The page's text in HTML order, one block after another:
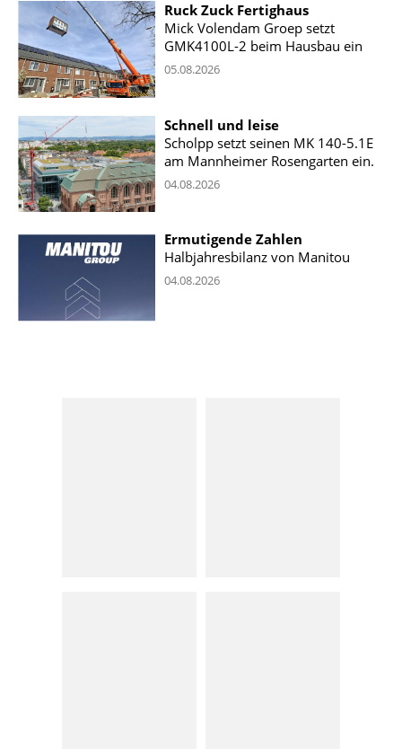
Ruck Zuck Fertighaus
Mick Volendam Groep setzt
GMK4100L-2 beim Hausbau ein
05.08.2026
Schnell und leise
Scholpp setzt seinen MK 140-5.1E
am Mannheimer Rosengarten ein.
04.08.2026
Ermutigende Zahlen
Halbjahresbilanz von Manitou
04.08.2026